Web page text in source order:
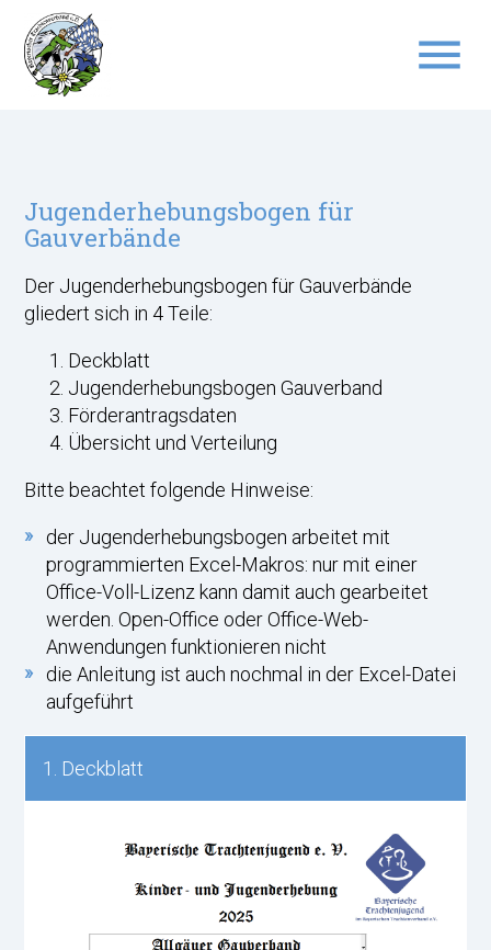
menu
Jugenderhebungsbogen für
Gauverbände
Der Jugenderhebungsbogen für Gauverbände
gliedert sich in 4 Teile:
Deckblatt
Jugenderhebungsbogen Gauverband
Förderantragsdaten
Übersicht und Verteilung
Bitte beachtet folgende Hinweise:
der Jugenderhebungsbogen arbeitet mit
programmierten Excel-Makros: nur mit einer
Office-Voll-Lizenz kann damit auch gearbeitet
werden. Open-Office oder Office-Web-
Anwendungen funktionieren nicht
die Anleitung ist auch nochmal in der Excel-Datei
aufgeführt
1. Deckblatt